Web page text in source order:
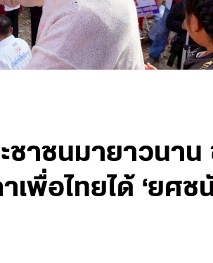
ชาชนมายาวนาน
พื่อไทยได้ ‘ยศชนั